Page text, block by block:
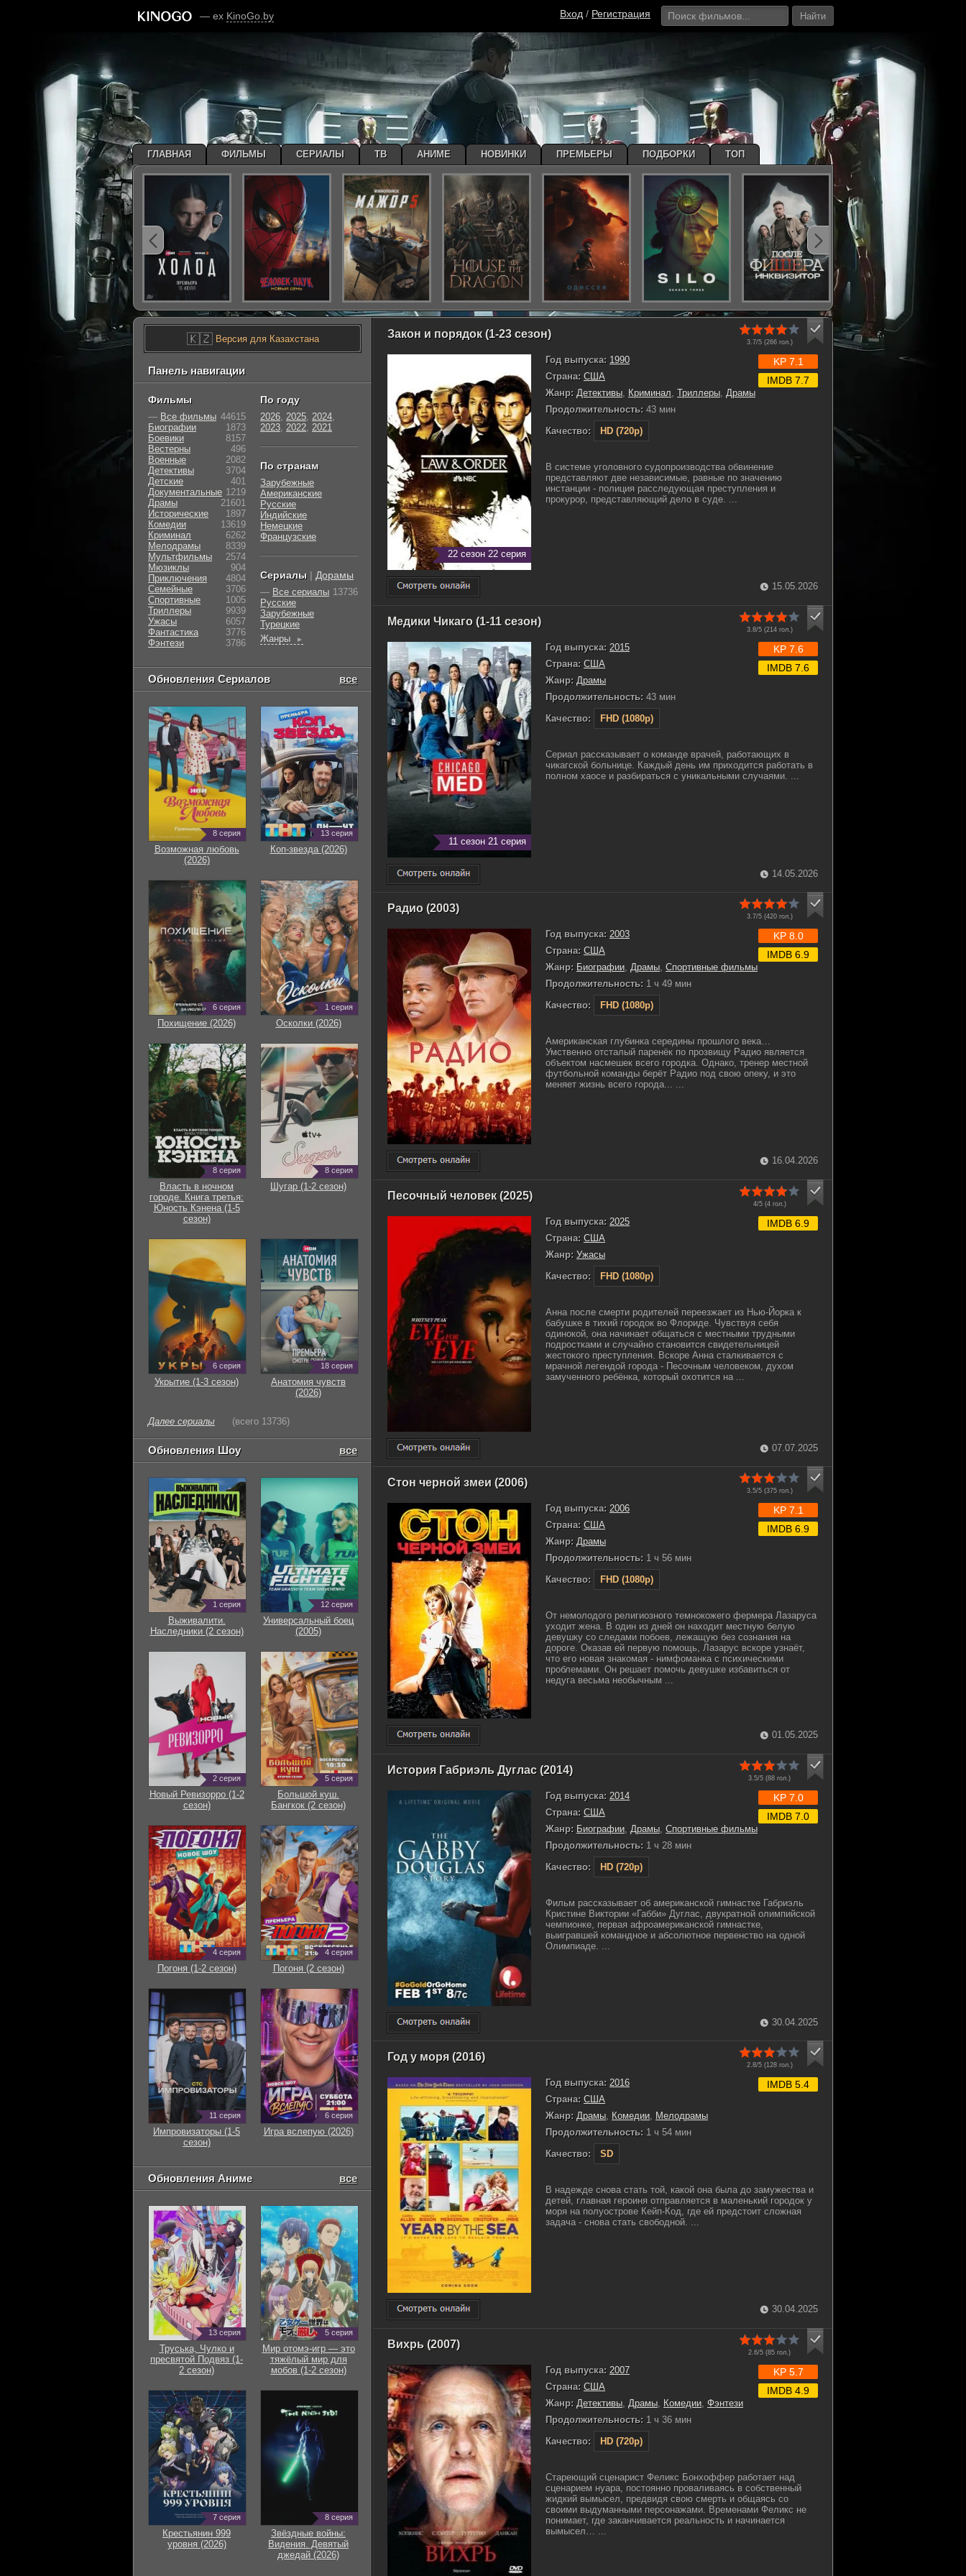
— ex KinoGo.by Вход / Регистрация Найти
Закон и порядок (1-23 сезон)
3.7/5 (266гол.)
22 сезон 22 серия
Год выпуска: 1990
Страна: США
Жанр: Детективы, Криминал, Триллеры, Драмы
Продолжительность: 43 мин
Качество:
HD (720p)
KP 7.1
IMDB 7.7
В системе уголовного судопроизводства обвинение
представляют две независимые, равные по значению
инстанции - полиция расследующая преступления и
прокурор, представляющий дело в суде. ...
15.05.2026
Медики Чикаго (1-11 сезон)
3.8/5 (214гол.)
11 сезон 21 серия
Год выпуска: 2015
Страна: США
Жанр: Драмы
Продолжительность: 43 мин
Качество:
FHD (1080p)
KP 7.6
IMDB 7.6
Сериал рассказывает о команде врачей, работающих в
чикагской больнице. Каждый день им приходится работать в
полном хаосе и разбираться с уникальными случаями. ...
14.05.2026
Радио (2003)
3.7/5 (420гол.)
Год выпуска: 2003
Страна: США
Жанр: Биографии, Драмы, Спортивные фильмы
Продолжительность: 1 ч 49 мин
Качество:
FHD (1080p)
KP 8.0
IMDB 6.9
Американская глубинка середины прошлого века…
Умственно отсталый паренёк по прозвищу Радио является
объектом насмешек всего городка. Однако, тренер местной
футбольной команды берёт Радио под свою опеку, и это
меняет жизнь всего города... ...
16.04.2026
Песочный человек (2025)
4/5 (4гол.)
Год выпуска: 2025
Страна: США
Жанр: Ужасы
Качество:
FHD (1080p)
IMDB 6.9
Анна после смерти родителей переезжает из Нью-Йорка к
бабушке в тихий городок во Флориде. Чувствуя себя
одинокой, она начинает общаться с местными трудными
подростками и случайно становится свидетельницей
жестокого преступления. Вскоре Анна сталкивается с
мрачной легендой города - Песочным человеком, духом
замученного ребёнка, который охотится на ...
07.07.2025
Стон черной змеи (2006)
3.5/5 (375гол.)
Год выпуска: 2006
Страна: США
Жанр: Драмы
Продолжительность: 1 ч 56 мин
Качество:
FHD (1080p)
KP 7.1
IMDB 6.9
От немолодого религиозного темнокожего фермера Лазаруса
уходит жена. В один из дней он находит местную белую
девушку со следами побоев, лежащую без сознания на
дороге. Оказав ей первую помощь, Лазарус вскоре узнаёт,
что его новая знакомая - нимфоманка с психическими
проблемами. Он решает помочь девушке избавиться от
недуга весьма необычным ...
01.05.2025
История Габриэль Дуглас (2014)
3.5/5 (88 гол.)
Год выпуска: 2014
Страна: США
Жанр: Биографии Драмы Спортивные фильмы
Продолжительность: 1 ч 28 мин
Качество:
HD (720p)
KP 7.0
IMDB 7.0
Фильм рассказывает об американской гимнастке Габриэль
Кристине Виктории «Габби» Дуглас, двукратной олимпийской
чемпионке, первая афроамериканской гимнастке,
выигравшей командное и абсолютное первенство на одной
Олимпиаде. ...
30.04.2025
Год у моря (2016)
2.8/5 (128гол.)
Год выпуска: 2016
Страна: США
Жанр: Драмы, Комедии, Мелодрамы
Продолжительность: 1 ч 54 мин
Качество:
SD
IMDB 5.4
В надежде снова стать той, какой она была до замужества и
детей, главная героиня отправляется в маленький городок у
моря на полуострове Кейп-Код, где ей предстоит сложная
задача - снова стать свободной. ...
30.04.2025
Вихрь (2007)
2.6/5 (85 гол.)
Год выпуска: 2007
Страна: США
Жанр: Детективы Драмы Комедии Фэнтези
Продолжительность: 1 ч 36 мин
Качество:
HD (720p)
KP 5.7
IMDB 4.9
Стареющий сценарист Феликс Бонхоффер работает над
сценарием нуара, постоянно проваливаясь в собственный
жидкий вымысел, предвидя свою смерть и общаясь со
своими выдуманными персонажами. Временами Феликс не
понимает, где заканчивается реальность и начинается
вымысел… ...
🇰🇿Версия для Казахстана
Панель навигации
Фильмы
— Все фильмы 44615
Биографии
1873
Боевики
8157
Вестерны
496
Военные
2082
Детективы
3704
Детские
401
Документальные 1219
Драмы
21601
Исторические
1897
Комедии
13619
Криминал
6262
Мелодрамы
8339
Мультфильмы
2574
Мюзиклы
904
Приключения
4804
Семейные
3706
Cпортивные
1005
Триллеры
9939
Ужасы
6057
Фантастика
3776
Фэнтези
3786
По году
2026, 2025, 2024,
2023, 2022, 2021
По странам
Зарубежные
Американские
Русские
Индийские
Немецкие
Французские
Сериалы | Дорамы
— Все сериалы 13736
Русские
Зарубежные
Турецкие
Жанры
►
Обновления Сериалов все
8 серия
Возможная любовь
(2026)
13 серия
Коп-звезда (2026)
6 серия
Похищение (2026)
1 серия
Осколки (2026)
8 серия
Власть в ночном
городе. Книга третья:
Юность Кэнена (1-5
сезон)
8 серия
Шугар (1-2 сезон)
6 серия
Укрытие (1-3 сезон)
18 серия
Анатомия чувств
(2026)
Далее сериалы (всего 13736)
Обновления Шоу все
1 серия
Выживалити.
Наследники (2 сезон)
12 серия
Универсальный боец
(2005)
2 серия
Новый Ревизорро (1-2
сезон)
5 серия
Большой куш.
Бангкок (2 сезон)
4 серия
Погоня (1-2 сезон)
4 серия
Погоня (2 сезон)
11 серия
Импровизаторы (1-5
сезон)
6 серия
Игра вслепую (2026)
Обновления Аниме все
13 серия
Труська, Чулко и
пресвятой Подвяз (1-
2 сезон)
5 серия
Мир отомэ-игр — это
тяжёлый мир для
мобов (1-2 сезон)
7 серия
Крестьянин 999
уровня (2026)
8 серия
Звёздные войны:
Видения. Девятый
джедай (2026)
ГЛАВНАЯ ФИЛЬМЫ СЕРИАЛЫ ТВ АНИМЕ НОВИНКИ ПРЕМЬЕРЫ ПОДБОРКИ ТОП